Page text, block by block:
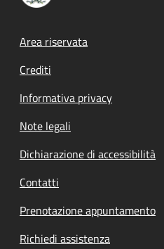
Footer menu
Area riservata
Crediti
Informativa privacy
Note legali
Dichiarazione di accessibilità
Contatti
Prenotazione appuntamento
Richiedi assistenza